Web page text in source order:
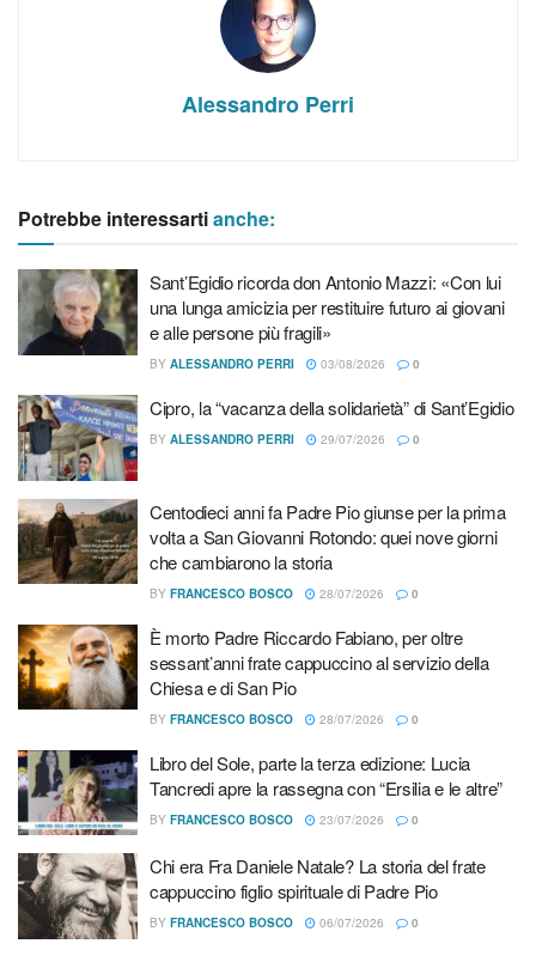
Dopo una solenne Concelebrazione eucaristica, nella
chiesa che custodisce il corpo del Santo, presieduta da fr.
Francesco Dileo, ministro provinciale dei Frati Minori
Cappuccini della Provincia religiosa di Sant’Angelo e
Padre Pio, i convenuti si sono spostati nella vicina sala
“Maria Pyle”, dove lo stesso fr. Francesco, a nome della
Provincia, e il sindaco di San Giovanni Rotondo, prof.
Michele Crisetti, come rappresentante dell’ente capofila
firmato un accordo di programma, impegnandosi tra l’altro
a «costituire un tavolo di consultazione stabile e di
progettazione congiunta delle attività che nel rispetto dei
dei fedeli che intendano fare parte o tutto il Cammino che
attraversa l’insieme dei luoghi dove Padre Pio è stato» e a
«sviluppare progetti congiunti o distinti, ma comunque
interrelati, che possano migliorare la conoscenza e la
fruibilità del Cammino e dei luoghi riferiti a Padre Pio».
Alessandro Perri
Potrebbe interessartianche:
Sant’Egidio ricorda don Antonio Mazzi: «Con lui
una lunga amicizia per restituire futuro ai giovani
e alle persone più fragili»
BY ALESSANDRO PERRI 03/08/2026 0
Cipro, la “vacanza della solidarietà” di Sant’Egidio
BY ALESSANDRO PERRI 29/07/2026 0
Centodieci anni fa Padre Pio giunse per la prima
volta a San Giovanni Rotondo: quei nove giorni
che cambiarono la storia
BY FRANCESCO BOSCO 28/07/2026 0
È morto Padre Riccardo Fabiano, per oltre
sessant’anni frate cappuccino al servizio della
Chiesa e di San Pio
BY FRANCESCO BOSCO 28/07/2026 0
Libro del Sole, parte la terza edizione: Lucia
Tancredi apre la rassegna con “Ersilia e le altre”
BY FRANCESCO BOSCO 23/07/2026 0
Chi era Fra Daniele Natale? La storia del frate
cappuccino figlio spirituale di Padre Pio
BY FRANCESCO BOSCO 06/07/2026 0